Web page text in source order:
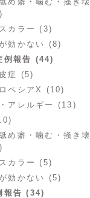
カラー (3)
効かない (8)
例報告 (44)
症 (5)
ペシアX (10)
アレルギー (13)
め癖・噛む・掻き壊
カラー (5)
効かない (5)
報告 (34)